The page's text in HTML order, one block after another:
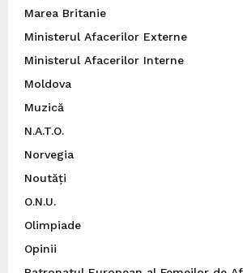
Marea Britanie
Ministerul Afacerilor Externe
Ministerul Afacerilor Interne
Moldova
Muzică
N.A.T.O.
Norvegia
Noutăți
O.N.U.
Olimpiade
Opinii